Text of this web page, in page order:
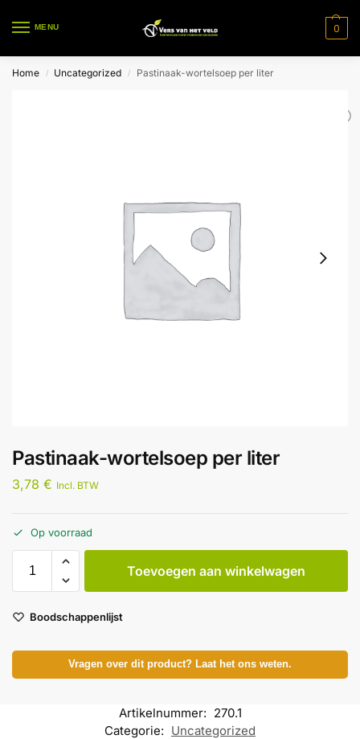
MENU 0
Home / Uncategorized / Pastinaak-wortelsoep per liter
Pastinaak-wortelsoep per liter
3,78 € Incl. BTW
Op voorraad
Toevoegen aan winkelwagen
Boodschappenlijst
Vragen over dit product? Laat het ons weten.
Artikelnummer: 270.1
Categorie: Uncategorized